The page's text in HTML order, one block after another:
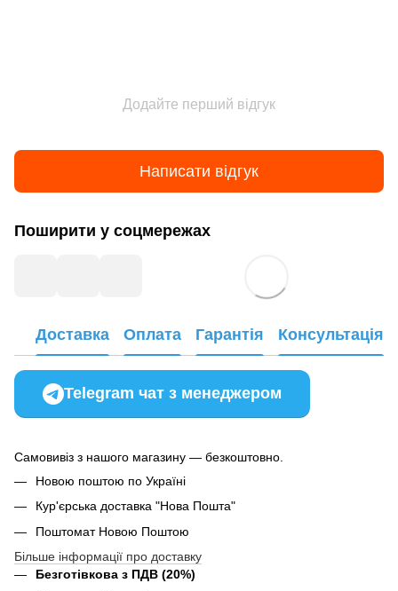
Додайте перший відгук
Написати відгук
Поширити у соцмережах
Доставка Оплата Гарантія Консультація
Telegram чат з менеджером
Самовивіз з нашого магазину — безкоштовно.
Новою поштою по Україні
Кур'єрська доставка "Нова Пошта"
Поштомат Новою Поштою
Більше інформації про доставку
Безготівкова з ПДВ (20%)